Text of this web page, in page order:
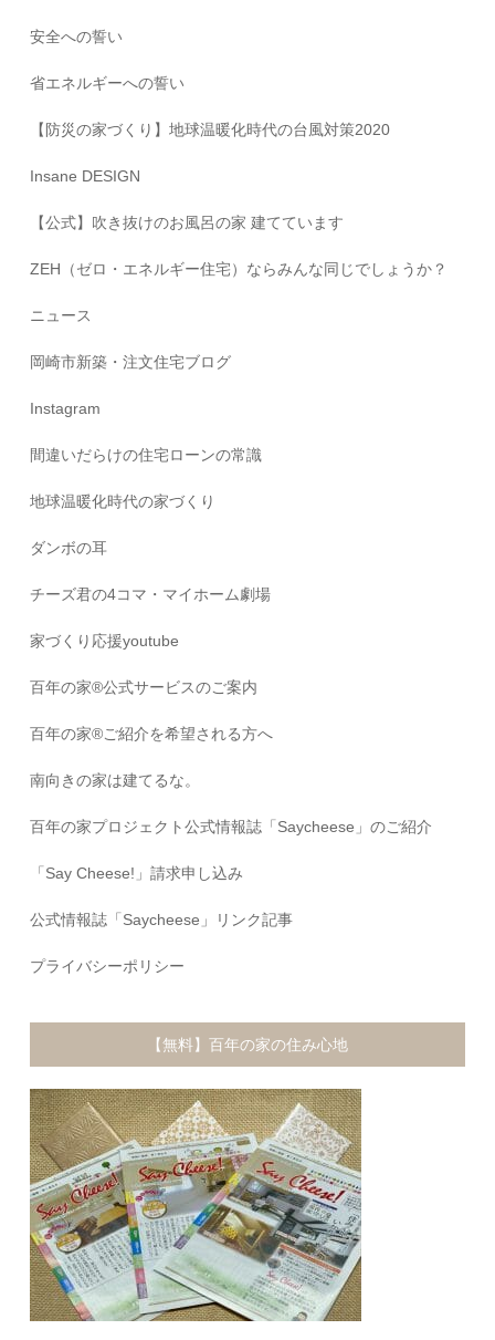
安全への誓い
省エネルギーへの誓い
【防災の家づくり】地球温暖化時代の台風対策2020
Insane DESIGN
【公式】吹き抜けのお風呂の家 建てています
ZEH（ゼロ・エネルギー住宅）ならみんな同じでしょうか？
ニュース
岡崎市新築・注文住宅ブログ
Instagram
間違いだらけの住宅ローンの常識
地球温暖化時代の家づくり
ダンボの耳
チーズ君の4コマ・マイホーム劇場
家づくり応援youtube
百年の家®️公式サービスのご案内
百年の家®️ご紹介を希望される方へ
南向きの家は建てるな。
百年の家プロジェクト公式情報誌「Saycheese」のご紹介
「Say Cheese!」請求申し込み
公式情報誌「Saycheese」リンク記事
プライバシーポリシー
【無料】百年の家の住み心地